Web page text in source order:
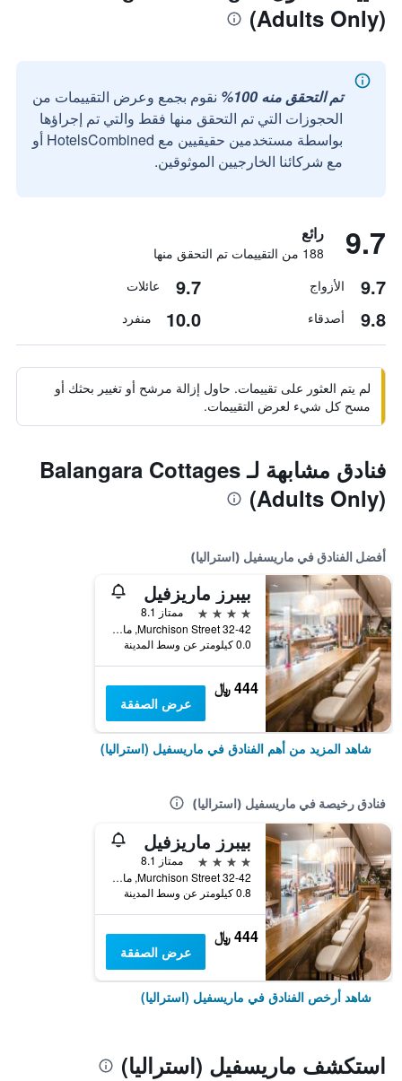
(Adults Only)
تم التحقق منه 100%
نقوم بجمع وعرض التقييمات من
الحجوزات التي تم التحقق منها فقط والتي تم إجراؤها
بواسطة مستخدمين حقيقيين مع HotelsCombined أو
مع شركائنا الخارجيين الموثوقين.
9.7 رائع
188 من التقييمات تم التحقق منها
9.7 الأزواج 9.7 عائلات
9.8 أصدقاء 10.0 منفرد
لم يتم العثور على تقييمات. حاول إزالة مرشح أو تغيير بحثك أو
مسح كل شيء لعرض التقييمات.
فنادق مشابهة لـ Balangara Cottages
(Adults Only)
أفضل الفنادق في ماريسفيل (استراليا)
بيبرز ماريزفيل
4 نجوم
ممتاز 8.1
32-42 Murchison Street, ماريسفيل (استراليا), VIC, أستراليا
0.0 كيلومتر عن وسط المدينة
444 ﷼
عرض الصفقة
شاهد المزيد من أهم الفنادق في ماريسفيل (استراليا)
فنادق رخيصة في ماريسفيل (استراليا)
بيبرز ماريزفيل
4 نجوم
ممتاز 8.1
32-42 Murchison Street, ماريسفيل (استراليا), VIC, أستراليا
0.8 كيلومتر عن وسط المدينة
444 ﷼
عرض الصفقة
شاهد أرخص الفنادق في ماريسفيل (استراليا)
استكشف ماريسفيل (استراليا)